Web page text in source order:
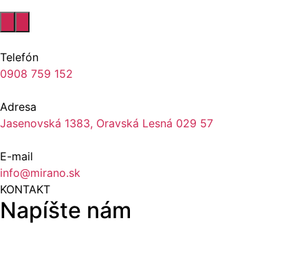
Telefón
0908 759 152
Adresa
Jasenovská 1383, Oravská Lesná 029 57
E-mail
info@mirano.sk
KONTAKT
Napíšte nám